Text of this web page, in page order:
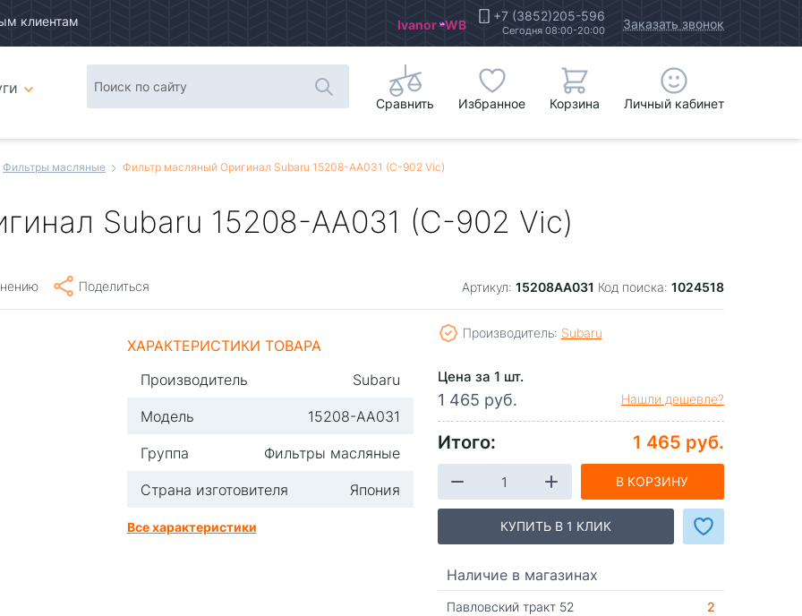
клиентам Ivanor WB +7 (3852)205-596
Сегодня 08:00-20:00 Заказать звонок
Сравнить Избранное Корзина Личный кабинет
Фильтры масляные Фильтр масляный Оригинал Subaru 15208-AA031 (C-902 Vic)
Subaru 15208-AA031 (C-902 Vic)
Поделиться Артикул: 15208AA031 Код поиска: 1024518
ХАРАКТЕРИСТИКИ ТОВАРА
Производитель
Subaru
Модель
15208-AA031
Группа
Фильтры масляные
Страна изготовителя
Япония
Все характеристики
Производитель: Subaru
Цена за 1 шт.
1 465 руб. Нашли дешевле?
Итого: 1 465 руб.
В КОРЗИНУ
КУПИТЬ В 1 КЛИК
Наличие в магазинах
Павловский тракт 52
2